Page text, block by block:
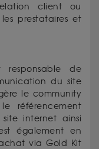
client ou
prestataires et
de
du site
le community
référencement
internet ainsi
également en
via Gold Kit